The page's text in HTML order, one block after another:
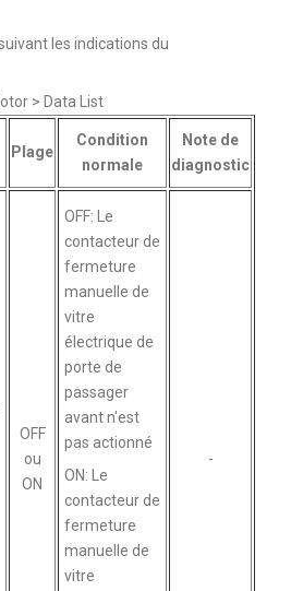
les indications du
> Data List
Plage
Condition
normale
Note de
diagnostic
OFF
ou
ON
OFF: Le
contacteur de
fermeture
manuelle de
vitre
électrique de
porte de
passager
avant n'est
pas actionné
ON: Le
contacteur de
fermeture
manuelle de
vitre
-